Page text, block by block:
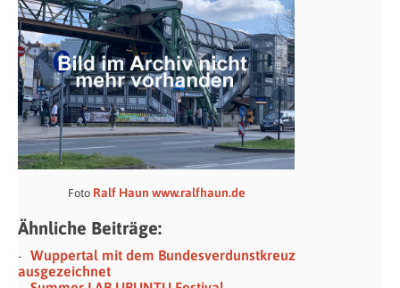
Foto Ralf Haun www.ralfhaun.de
Ähnliche Beiträge:
Wuppertal mit dem Bundesverdunstkreuz
ausgezeichnet